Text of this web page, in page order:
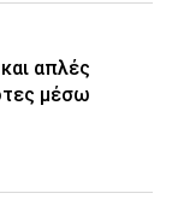
απλές
μέσω